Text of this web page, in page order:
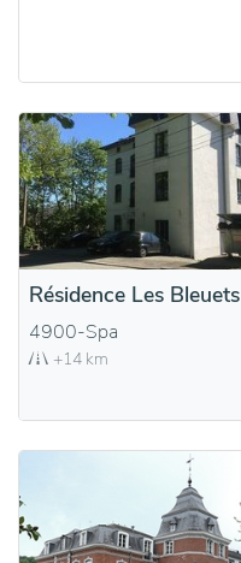
Résidence Les Bleuets
4900-Spa
+14 km